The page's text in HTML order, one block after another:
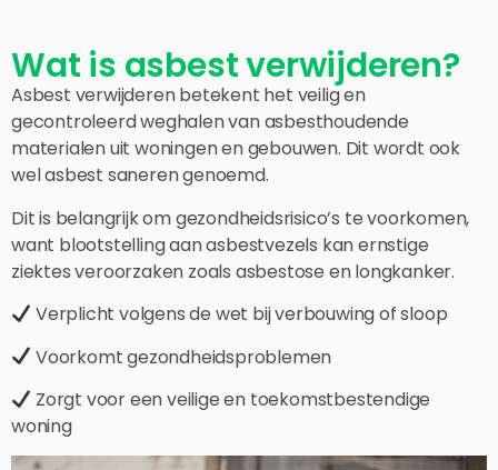
Wat is asbest verwijderen?
Asbest verwijderen betekent het veilig en
gecontroleerd weghalen van asbesthoudende
materialen uit woningen en gebouwen. Dit wordt ook
wel asbest saneren genoemd.
Dit is belangrijk om gezondheidsrisico’s te voorkomen,
want blootstelling aan asbestvezels kan ernstige
ziektes veroorzaken zoals asbestose en longkanker.
Verplicht volgens de wet bij verbouwing of sloop
Voorkomt gezondheidsproblemen
Zorgt voor een veilige en toekomstbestendige
woning